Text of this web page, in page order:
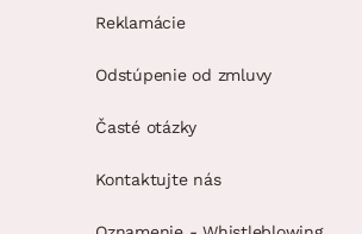
Reklamácie
Odstúpenie od zmluvy
Časté otázky
Kontaktujte nás